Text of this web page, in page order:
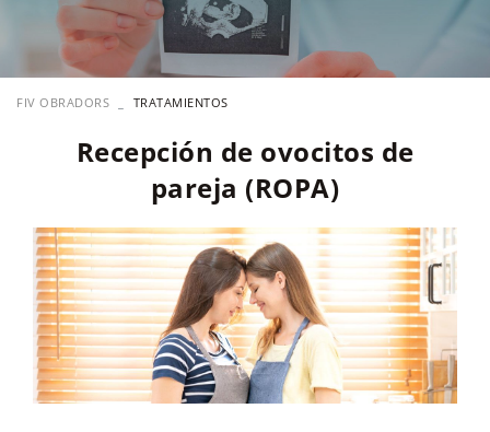
FIV OBRADORS TRATAMIENTOS
Recepción de ovocitos de
pareja (ROPA)